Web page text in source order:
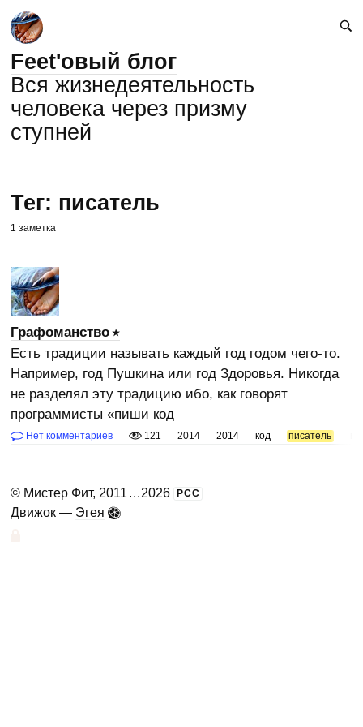
Feet'овый блог
Вся жизнедеятельность
человека через призму
ступней
Тег: писатель
1 заметка
Графоманство
Есть традиции называть каждый год годом чего-то.
Например, год Пушкина или год Здоровья. Никогда
не разделял эту традицию ибо, как говорят
программисты «пиши код
Нет комментариев 121 2014 2014 код писатель
© Мистер Фит, 2011 ...2026 РСС
Движок — Эгея